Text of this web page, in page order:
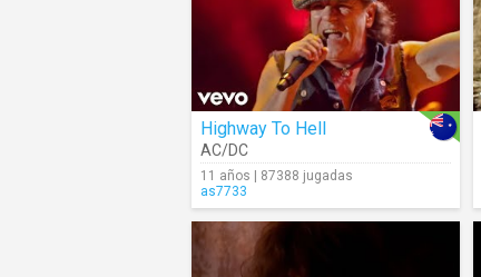
Highway To Hell
AC/DC
11 años | 87388 jugadas
as7733